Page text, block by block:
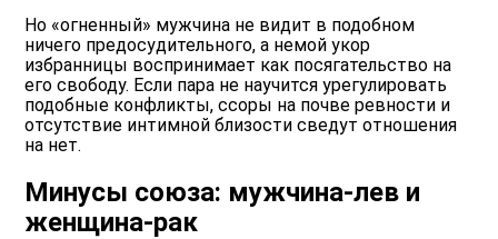
Но «огненный» мужчина не видит в подобном
ничего предосудительного, а немой укор
избранницы воспринимает как посягательство на
его свободу. Если пара не научится урегулировать
подобные конфликты, ссоры на почве ревности и
отсутствие интимной близости сведут отношения
на нет.
Минусы союза: мужчина-лев и
женщина-рак